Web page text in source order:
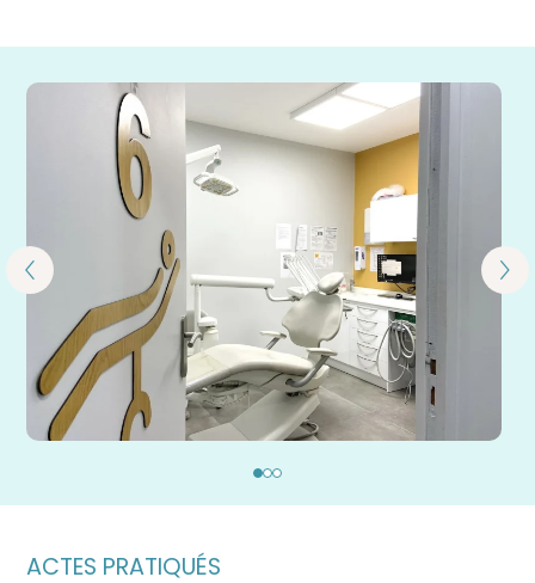
ACTES PRATIQUÉS